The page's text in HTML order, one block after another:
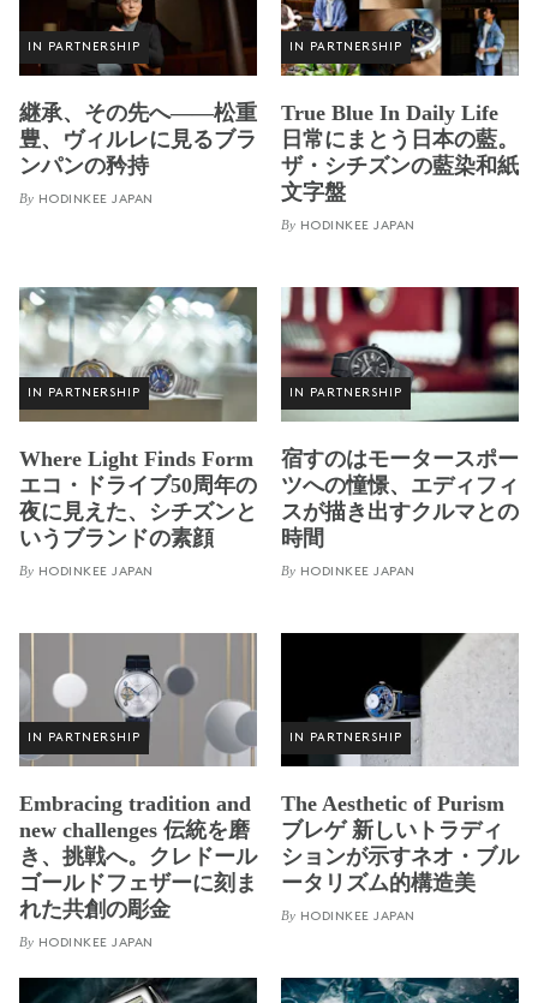
IN PARTNERSHIP
継承、その先へ——松重
豊、ヴィルレに見るブラ
ンパンの矜持
By HODINKEE JAPAN
IN PARTNERSHIP
True Blue In Daily Life
日常にまとう日本の藍。
ザ・シチズンの藍染和紙
文字盤
By HODINKEE JAPAN
IN PARTNERSHIP
Where Light Finds Form
エコ・ドライブ50周年の
夜に見えた、シチズンと
いうブランドの素顔
By HODINKEE JAPAN
IN PARTNERSHIP
宿すのはモータースポー
ツへの憧憬、エディフィ
スが描き出すクルマとの
時間
By HODINKEE JAPAN
IN PARTNERSHIP
Embracing tradition and
new challenges 伝統を磨
き、挑戦へ。クレドール
ゴールドフェザーに刻ま
れた共創の彫金
By HODINKEE JAPAN
IN PARTNERSHIP
The Aesthetic of Purism
ブレゲ 新しいトラディ
ションが示すネオ・ブル
ータリズム的構造美
By HODINKEE JAPAN